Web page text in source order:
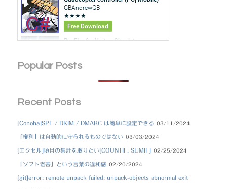
Popular Posts
Recent Posts
[Conoha]SPF / DKIM / DMARC は簡単に設定できる 03/11/2024
「権利」は自動的に守られるものではない 03/03/2024
[エクセル]項目の集計を取りたい[COUNTIF, SUMIF] 02/25/2024
「ソフト老害」という言葉の違和感 02/20/2024
[git]error: remote unpack failed: unpack-objects abnormal exit